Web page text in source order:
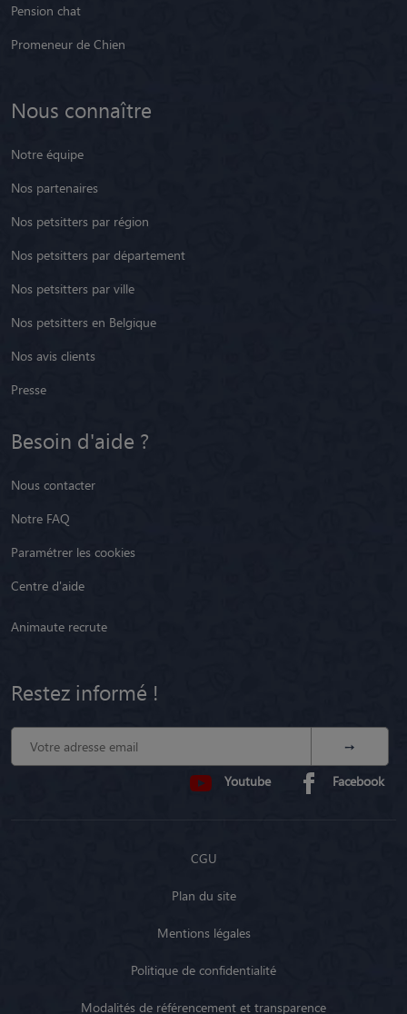
Pension chat
Promeneur de Chien
Nous connaître
Notre équipe
Nos partenaires
Nos petsitters par région
Nos petsitters par département
Nos petsitters par ville
Nos petsitters en Belgique
Nos avis clients
Presse
Besoin d'aide ?
Nous contacter
Notre FAQ
Paramétrer les cookies
Centre d'aide
Animaute recrute
Restez informé !
Youtube Facebook
CGU
Plan du site
Mentions légales
Politique de confidentialité
Modalités de référencement et transparence